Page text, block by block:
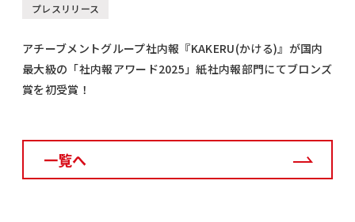
プレスリリース
アチーブメントグループ社内報『KAKERU(かける)』が国内
最大級の「社内報アワード2025」紙社内報部門にてブロンズ
賞を初受賞！
一覧へ